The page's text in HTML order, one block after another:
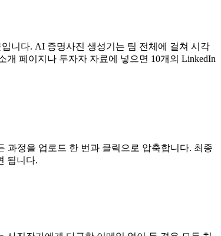
니다. AI 증명사진 생성기는 팀 전체에 걸쳐 시각
페이지나 투자자 자료에 넣으면 10개의 LinkedIn
과정을 업로드 한 번과 클릭으로 압축합니다. 최종
됩니다.